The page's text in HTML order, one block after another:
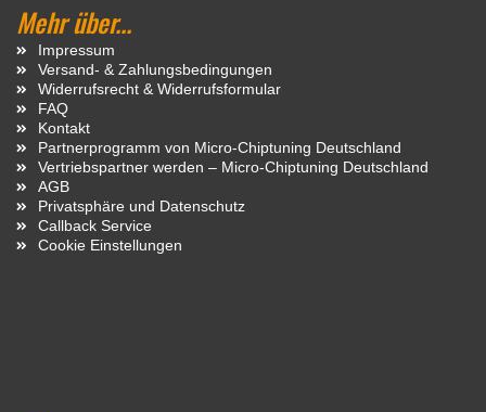
Mehr über...
Impressum
Versand- & Zahlungsbedingungen
Widerrufsrecht & Widerrufsformular
FAQ
Kontakt
Partnerprogramm von Micro-Chiptuning Deutschland
Vertriebspartner werden – Micro-Chiptuning Deutschland
AGB
Privatsphäre und Datenschutz
Callback Service
Cookie Einstellungen